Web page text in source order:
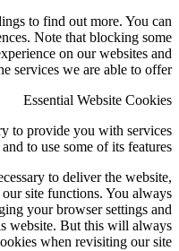
to find out more. You
Note that blocking
experience on our websites
the services we are able to
Essential Website
to provide you with
and to use some of its
necessary to deliver the
our site functions. You
your browser settings
this website. But this will
cookies when revisiting our